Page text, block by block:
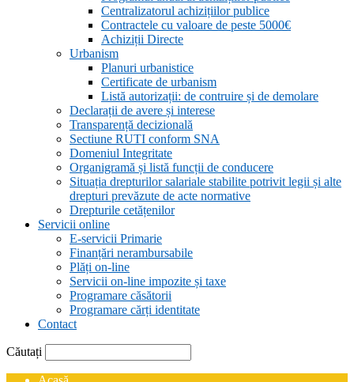
Centralizatorul achizițiilor publice
Contractele cu valoare de peste 5000€
Achiziții Directe
Urbanism
Planuri urbanistice
Certificate de urbanism
Listă autorizații: de contruire și de demolare
Declarații de avere și interese
Transparență decizională
Sectiune RUTI conform SNA
Domeniul Integritate
Organigramă și listă funcții de conducere
Situația drepturilor salariale stabilite potrivit legii și alte
drepturi prevăzute de acte normative
Drepturile cetățenilor
Servicii online
E-servicii Primarie
Finanțări nerambursabile
Plăți on-line
Servicii on-line impozite și taxe
Programare căsătorii
Programare cărți identitate
Contact
Căutați